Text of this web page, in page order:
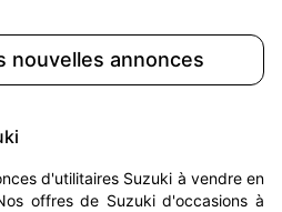
nouvelles annonces
d'utilitaires Suzuki à vendre en
offres de Suzuki d'occasions à